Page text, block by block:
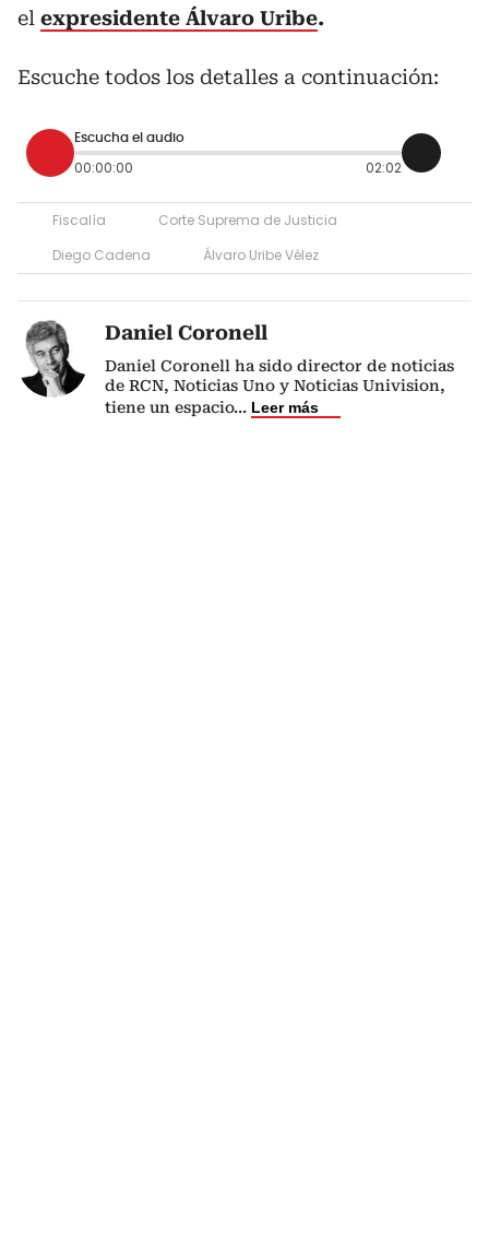
el expresidente Álvaro Uribe.
Escuche todos los detalles a continuación:
Escucha el audio
00:00:00 02:02
Fiscalía
Corte Suprema de Justicia
Diego Cadena
Álvaro Uribe Vélez
Daniel Coronell
Daniel Coronell ha sido director de noticias
de RCN, Noticias Uno y Noticias Univision,
tiene un espacio... Leer más